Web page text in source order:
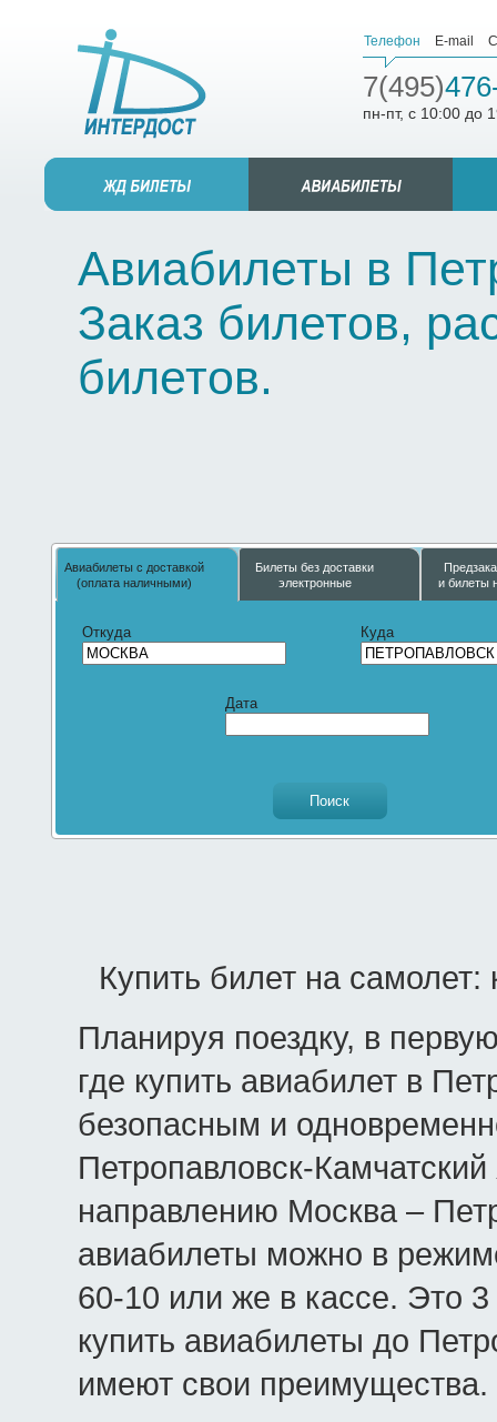
Телефон E-mail
7(495)
пн-пт, с 10:00 до
Авиабилеты в
Заказ билетов,
билетов.
Авиабилеты с доставкой
(оплата наличными)
Билеты без доставки
электронные
и билеты
Откуда Куда
Дата
Купить билет на самолет:
Планируя поездку, в
где купить авиабилет в
безопасным и
Петропавловск-
направлению Москва –
авиабилеты можно в
60-10 или же в кассе. Это
купить авиабилеты до
имеют свои преимущества.